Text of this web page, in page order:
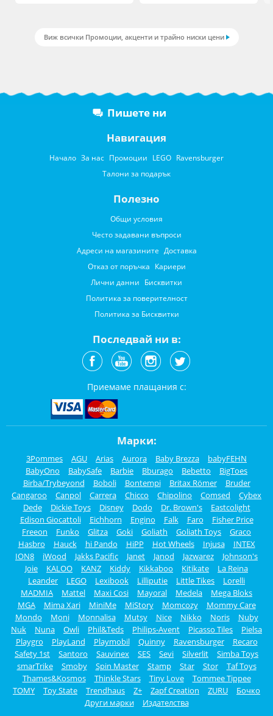
Виж всички Промоции, акценти и трайно ниски цени
Пишете ни
Навигация
Начало За нас Промоции LEGO Ravensburger
Талони за подарък
Полезно
Общи условия
Често задавани въпроси
Адреси на магазините Доставка
Отказ от поръчка Кариери
Лични данни Бисквитки
Политика за поверителност
Политика за Бисквитки
Последвай ни в:
Приемаме плащания с:
Марки:
3Pommes AGU Arias Aurora Baby Brezza
babyFEHN
BabyOno
BabySafe Barbie Bburago Bebetto
BigToes
Birba/Trybeyond
Boboli Bontempi Britax Römer
Bruder
Cangaroo
Canpol Carrera Chicco Chipolino Comsed
Cybex
Dede
Dickie Toys Disney Dodo Dr. Brown's
Eastcolight
Edison Giocattoli
Eichhorn Engino Falk Faro
Fisher Price
Freeon
Funko Glitza Goki Goliath Goliath Toys
Graco
Hasbro
Hauck hi Pando HiPP Hot Wheels Injusa
INTEX
ION8
iWood Jakks Pacific Janet Janod Jazwarez
Johnson's
Joie
KALOO KANZ Kiddy Kikkaboo Kitikate
La Reina
Leander
LEGO Lexibook Lilliputie Little Tikes
Lorelli
MADMIA
Mattel Maxi Cosi Mayoral Medela
Mega Bloks
MGA
Mima Xari MiniMe MiStory Momcozy
Mommy Care
Mondo
Moni Monnalisa Mutsy Nice Nikko Noris
Nuby
Nuk
Nuna Owli Phil&Teds Philips-Avent Picasso Tiles
Pielsa
Playgro
PlayLand Playmobil Quinny Ravensburger
Recaro
Safety 1st
Santoro Sauvinex SES Sevi Silverlit
Simba Toys
smarTrike
Smoby Spin Master Stamp Star Stor
Taf Toys
Thames&Kosmos
Thinkle Stars Tiny Love
Tommee Tippee
TOMY
Toy State Trendhaus Z+ Zapf Creation ZURU
Бочко
Други марки
Издателства